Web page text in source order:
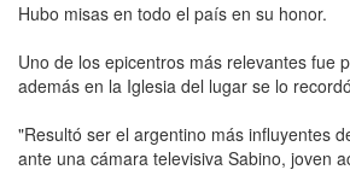
Hubo misas en todo el país en su honor.
Uno de los epicentros más relevantes fue
además en la Iglesia del lugar se lo
"Resultó ser el argentino más influyentes
ante una cámara televisiva Sabino, joven